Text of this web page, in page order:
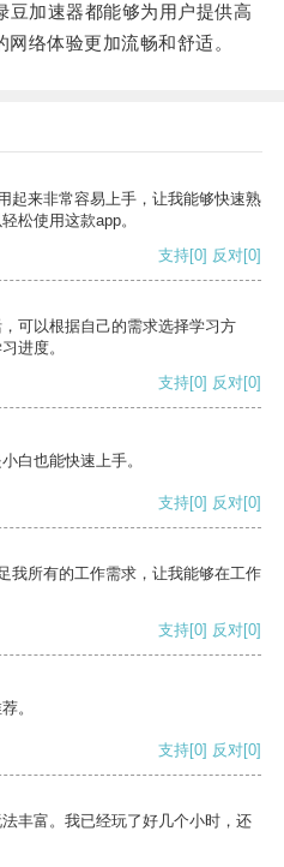
加速器都能够为用户提供高
络体验更加流畅和舒适。
起来非常容易上手，让我能够快速熟
松使用这款app。
支持[0] 反对[0]
可以根据自己的需求选择学习方
进度。
支持[0] 反对[0]
白也能快速上手。
支持[0] 反对[0]
我所有的工作需求，让我能够在工作
支持[0] 反对[0]
。
支持[0] 反对[0]
丰富。我已经玩了好几个小时，还